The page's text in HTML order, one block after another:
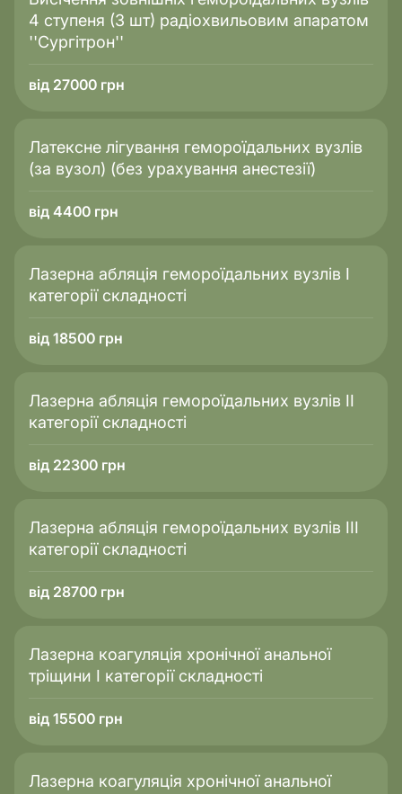
4 ступеня (3 шт) радіохвильовим апаратом
''Сургітрон''
від 27000 грн
Латексне лігування гемороїдальних вузлів
(за вузол) (без урахування анестезії)
від 4400 грн
Лазерна абляція гемороїдальних вузлів I
категорії складності
від 18500 грн
Лазерна абляція гемороїдальних вузлів IІ
категорії складності
від 22300 грн
Лазерна абляція гемороїдальних вузлів IІІ
категорії складності
від 28700 грн
Лазерна коагуляція хронічної анальної
тріщини I категорії складності
від 15500 грн
Лазерна коагуляція хронічної анальної